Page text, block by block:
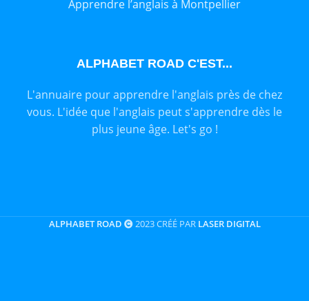
Apprendre l’anglais à Montpellier
ALPHABET ROAD C'EST...
L'annuaire pour apprendre l'anglais près de chez
vous. L'idée que l'anglais peut s'apprendre dès le
plus jeune âge. Let's go !
ALPHABET ROAD 2023 CRÉÉ PAR LASER DIGITAL